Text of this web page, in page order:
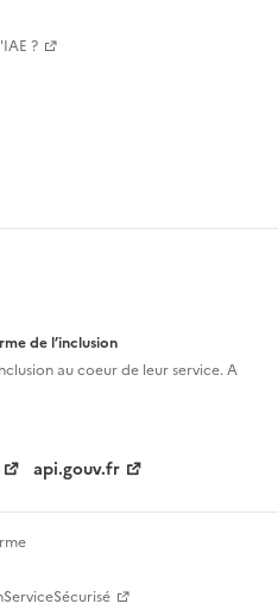
?
de l’inclusion
aucoeur de leur service. A
api.gouv.fr